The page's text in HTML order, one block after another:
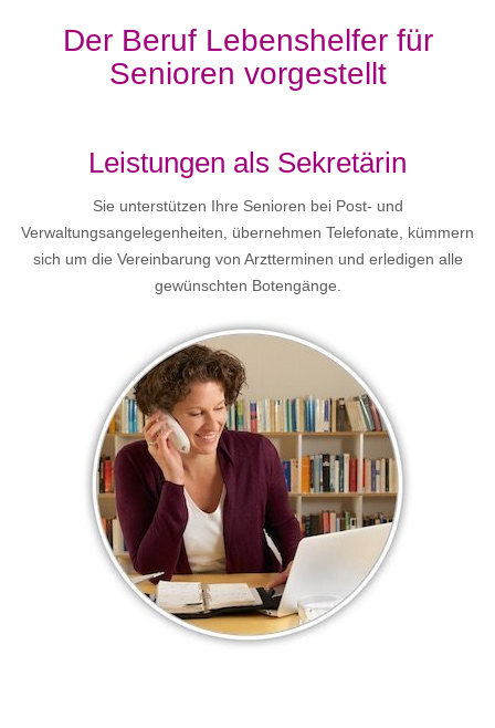
Der Beruf Lebenshelfer für
Senioren vorgestellt
Leistungen als Sekretärin
Sie unterstützen Ihre Senioren bei Post- und
Verwaltungsangelegenheiten, übernehmen Telefonate, kümmern
sich um die Vereinbarung von Arztterminen und erledigen alle
gewünschten Botengänge.